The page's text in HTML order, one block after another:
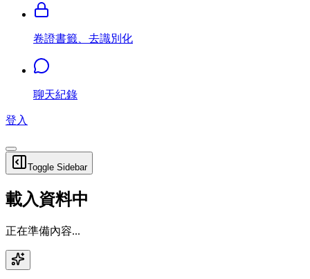
卷證書籤、去識別化
聊天紀錄
登入
Toggle Sidebar
載入資料中
正在準備內容...